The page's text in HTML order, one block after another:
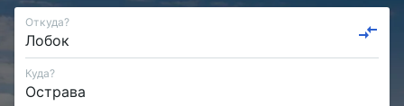
Откуда?
Куда?